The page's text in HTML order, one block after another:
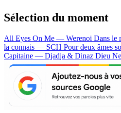
Sélection du moment
All Eyes On Me — Werenoi Dans le
la connais — SCH Pour deux âmes
Capitaine — Djadja & Dinaz Dieu